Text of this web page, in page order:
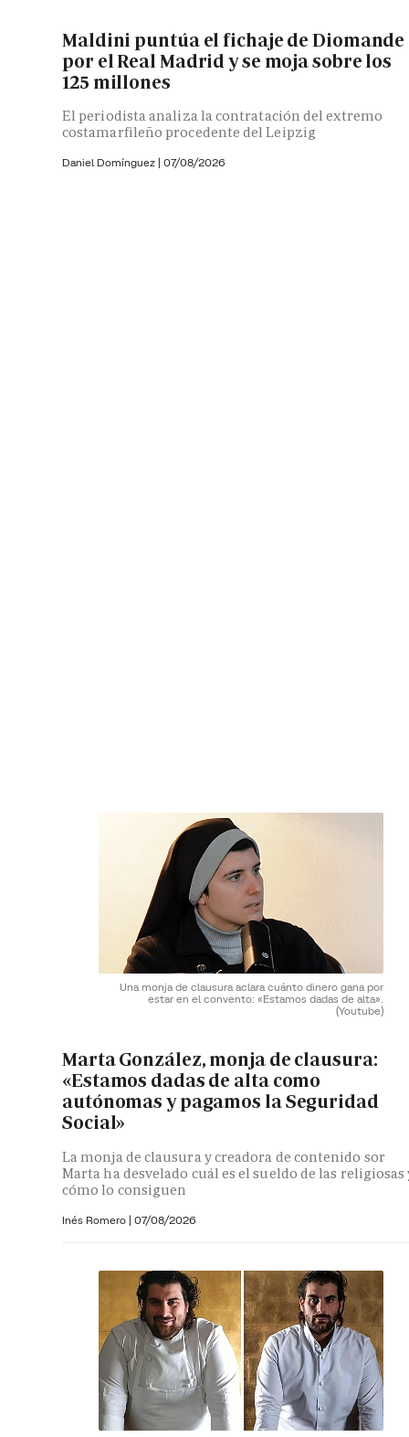
Maldini puntúa el fichaje de Diomande
por el Real Madrid y se moja sobre los
125 millones
El periodista analiza la contratación del extremo
costamarfileño procedente del Leipzig
Daniel Domínguez | 07/08/2026
Una monja de clausura aclara cuánto dinero gana por
estar en el convento: «Estamos dadas de alta».
(Youtube)
Marta González, monja de clausura:
«Estamos dadas de alta como
autónomas y pagamos la Seguridad
Social»
La monja de clausura y creadora de contenido sor
Marta ha desvelado cuál es el sueldo de las religiosas
cómo lo consiguen
Inés Romero | 07/08/2026